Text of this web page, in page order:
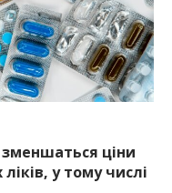
про події
та області.
зменшаться ціни
у тому числі